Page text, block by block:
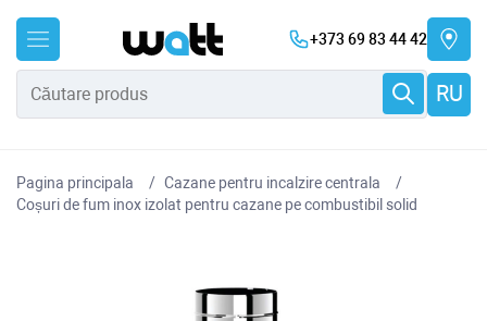
+373 69 83 44 42
RU
Pagina principala
Cazane pentru incalzire centrala
Coșuri de fum inox izolat pentru cazane pe combustibil solid